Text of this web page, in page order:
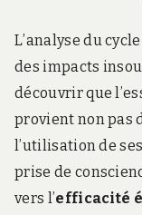
L’analyse du
des impacts
découvrir que
provient non pas
l’utilisation de
prise de
vers l’efficacité